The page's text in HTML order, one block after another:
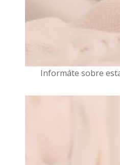
Informáte sobre